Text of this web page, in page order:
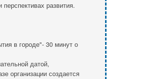
развития.
в городе"- 30 минут о
датой,
организации создается